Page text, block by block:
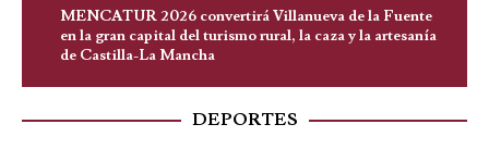
MENCATUR 2026 convertirá Villanueva de la Fuente
en la gran capital del turismo rural, la caza y la artesanía
de Castilla-La Mancha
DEPORTES